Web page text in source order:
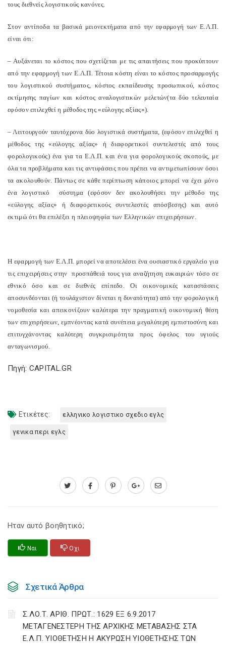
τους διεθνείς λογιστικούς κανόνες.
Στον αντίποδα τα βασικά μειονεκτήματα από την εφαρμογή των Ε.Λ.Π.
είναι ότι:
– Αυξάνεται το κόστος που σχετίζεται με τις απαιτήσεις που προκύπτουν
από την εφαρμογή των Ε.Λ.Π. Τέτοια κόστη είναι το κόστος προσαρμογής
του λογιστικού συστήματος, κόστος εκπαίδευσης προσωπικού, κόστος
εκτίμησης παγίων και κόστος αναλογιστικών μελετών(τα δύο τελευταία
εφόσον επιλεχθεί η μέθοδος της «εύλογης αξίας»).
– Λειτουργούν ταυτόχρονα δύο λογιστικά συστήματα, (εφόσον επιλεχθεί η
μέθοδος της «εύλογης αξίας» ή διαφορετικοί συντελεστές από τους
φορολογικούς) ένα για τα Ε.Λ.Π. και ένα για φορολογικούς σκοπούς, με
όλα τα προβλήματα και τις αντιφάσεις που πρέπει να αντιμετωπίσουν όσοι
τα ακολουθούν. Πάντως σε κάθε περίπτωση κάποιος μπορεί να έχει μόνο
ένα λογιστικό σύστημα (εφόσον δεν ακολουθήσει την μέθοδο της
«εύλογης αξίας» ή διαφορετικούς συντελεστές απόσβεσης) και αυτό
εκτιμώ ότι θα επιλέξει η πλειοψηφία των Ελληνικών επιχειρήσεων.
Η εφαρμογή των Ε.Λ.Π. μπορεί να αποτελέσει ένα ουσιαστικό εργαλείο για
τις επιχειρήσεις στην προσπάθειά τους για αναζήτηση ευκαιριών τόσο σε
εθνικό όσο και σε διεθνές επίπεδο. Οι οικονομικές καταστάσεις
αποσυνδέονται (ή τουλάχιστον δίνεται η δυνατότητα) από την φορολογική
νομοθεσία και απεικονίζουν καλύτερα την πραγματική οικονομική θέση
των επιχειρήσεων, εμπνέοντας κατά συνέπεια μεγαλύτερη εμπιστοσύνη και
επιτυγχάνοντας καλύτερη συγκρισιμότητα προς όφελος του υγιούς
ανταγωνισμού.
Πηγή: CAPITAL.GR
Ετικέτες: ελληνικο λογιστικο σχεδιο εγλς
γενικα περι εγλς
Ηταν αυτό βοηθητικό;
Ναι Οχι
Σχετικά Άρθρα
Σ.ΛΟ.Τ. ΑΡΙΘ. ΠΡΩΤ.: 1629 ΕΞ 6.9.2017
ΜΕΤΑΓΕΝΕΣΤΕΡΗ ΤΗΣ ΑΡΧΙΚΗΣ ΜΕΤΑΒΑΣΗΣ ΣΤΑ
Ε.Λ.Π. ΥΙΟΘΕΤΗΣΗ Η ΑΚΥΡΩΣΗ ΥΙΟΘΕΤΗΣΗΣ ΤΩΝ